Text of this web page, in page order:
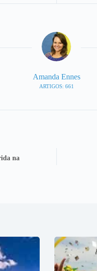
Amanda Ennes
ARTIGOS: 661
na